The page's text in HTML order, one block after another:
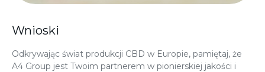
Wnioski
Odkrywając świat produkcji CBD w Europie, pamiętaj, że
A4 Group jest Twoim partnerem w pionierskiej jakości i